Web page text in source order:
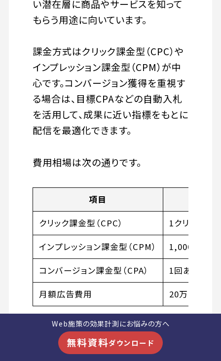
い潜在層に商品やサービスを知って
もらう用途に向いています。
課金方式はクリック課金型（CPC）や
インプレッション課金型（CPM）が中
心です。コンバージョン獲得を重視す
る場合は、目標CPAなどの自動入札
を活用して、成果に近い指標をもとに
配信を最適化できます。
費用相場は次の通りです。
項目
クリック課金型（CPC）
1クリックあ
インプレッション課金型（CPM）
1,000回表
コンバージョン課金型（CPA）
1回あたり
月額広告費用
20万円～
すでに探している人を取りにいくのが
リスティング広告だとすれば、ディス
Web施策の効果計測にお悩みの方へ
無料資料ダウンロード